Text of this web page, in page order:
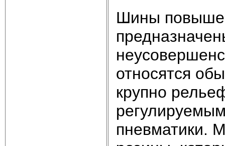
Шины
относятся
крупно
пневматики.